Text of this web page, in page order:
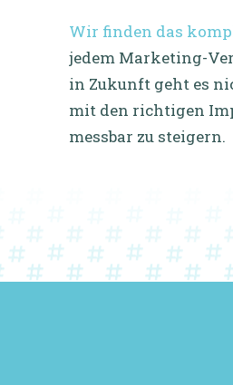
Wir finden das
jedem Marketing-
in Zukunft geht es
mit den richtigen
messbar zu steigern.